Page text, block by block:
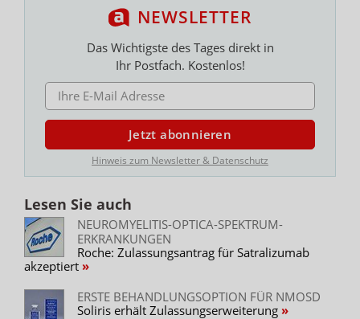
NEWSLETTER
Das Wichtigste des Tages direkt in
Ihr Postfach. Kostenlos!
E-MAIL ADRESSE
Jetzt abonnieren
Hinweis zum Newsletter & Datenschutz
Lesen Sie auch
NEUROMYELITIS-OPTICA-SPEKTRUM-
ERKRANKUNGEN
Roche: Zulassungsantrag für Satralizumab
akzeptiert
ERSTE BEHANDLUNGSOPTION FÜR NMOSD
Soliris erhält Zulassungserweiterung